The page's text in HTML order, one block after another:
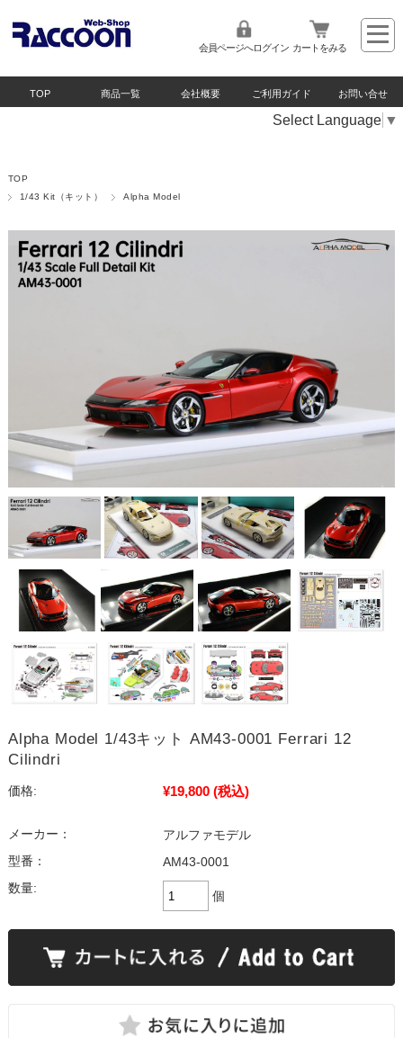
会員ページへログイン カートをみる
TOP 商品一覧 会社概要 ご利用ガイド お問い合せ
Select Language ▼
TOP
1/43 Kit（キット）
Alpha Model
Alpha Model 1/43キット AM43-0001 Ferrari 12
Cilindri
価格: ¥19,800 (税込)
メーカー：
アルファモデル
型番：
AM43-0001
数量:
個